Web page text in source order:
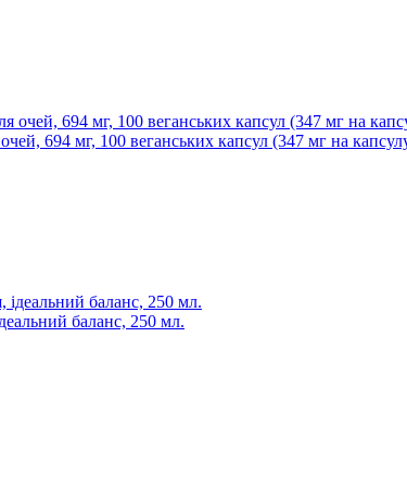
694 мг, 100 веганських капсул (347 мг на
баланс, 250 мл.